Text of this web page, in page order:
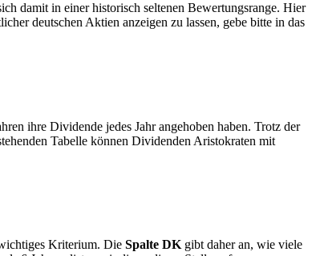
damit in einer historisch seltenen Bewertungsrange. Hier
deutschen Aktien anzeigen zu lassen, gebe bitte in das
ihre Dividende jedes Jahr angehoben haben. Trotz der
Tabelle können Dividenden Aristokraten mit
Kriterium. Die Spalte DK gibt daher an, wie viele